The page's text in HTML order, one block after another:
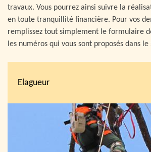
travaux. Vous pourrez ainsi suivre la
en toute tranquillité financière. Pour vos
remplissez tout simplement le formulaire
les numéros qui vous sont proposés dans le
Elagueur